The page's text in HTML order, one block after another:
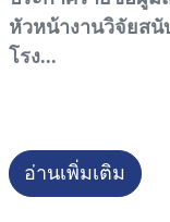
หัวหน้างานวิจัยส
โรง...
อ่านเพิ่มเติม